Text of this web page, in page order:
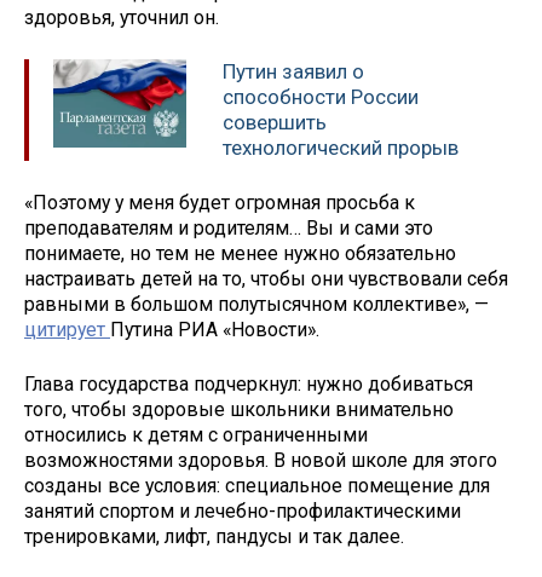
здоровья, уточнил он.
Путин заявил о
способности России
совершить
технологический прорыв
«Поэтому у меня будет огромная просьба к
преподавателям и родителям… Вы и сами это
понимаете, но тем не менее нужно обязательно
настраивать детей на то, чтобы они чувствовали себя
равными в большом полутысячном коллективе», —
цитирует Путина РИА «Новости».
Глава государства подчеркнул: нужно добиваться
того, чтобы здоровые школьники внимательно
относились к детям с ограниченными
возможностями здоровья. В новой школе для этого
созданы все условия: специальное помещение для
занятий спортом и лечебно-профилактическими
тренировками, лифт, пандусы и так далее.